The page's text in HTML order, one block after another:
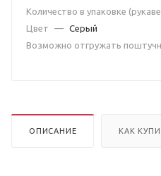
Количество в упаковке
Цвет
— Серый
Возможно отгружать
ОПИСАНИЕ КАК